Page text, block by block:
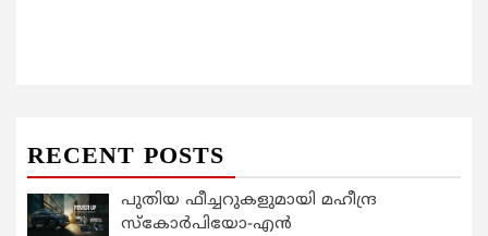
RECENT POSTS
പുതിയ ഫീച്ചറുകളുമായി മഹീന്ദ്ര
സ്കോർപിയോ-എൻ